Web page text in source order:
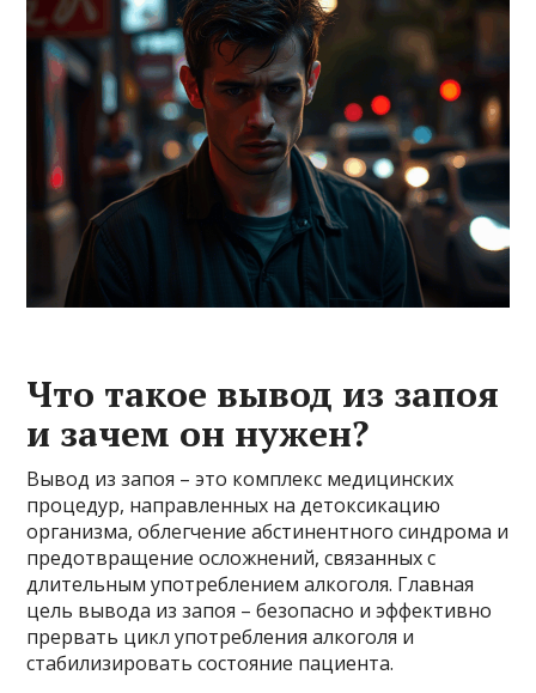
Что такое вывод из запоя
и зачем он нужен?
Вывод из запоя – это комплекс медицинских
процедур, направленных на детоксикацию
организма, облегчение абстинентного синдрома и
предотвращение осложнений, связанных с
длительным употреблением алкоголя. Главная
цель вывода из запоя – безопасно и эффективно
прервать цикл употребления алкоголя и
стабилизировать состояние пациента.